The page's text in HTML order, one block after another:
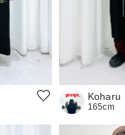
Koharu
165cm